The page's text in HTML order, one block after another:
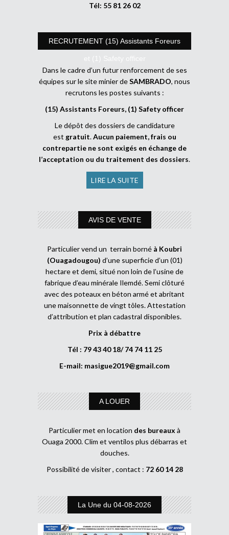
Tél: 55 81 26 02
RECRUTEMENT (15) Assistants Foreurs
et (1) Safety officer
Dans le cadre d’un futur renforcement de ses
équipes sur le site minier deSAMBRADO, nous
recrutons les postes suivants :
(15) Assistants Foreurs, (1) Safety officer
Le dépôt des dossiers de candidature
est gratuit.Aucun paiement, frais ou
contrepartie ne sont exigés en échange de
l’acceptation ou du traitement des dossiers.
LIRE LA SUITE
AVIS DE VENTE
Particulier vend un terrain borné à Koubri
(Ouagadougou) d’une superficie d’un (01)
hectare et demi, situé non loin de l’usine de
fabrique d’eau minérale Ilemdé. Semi clôturé
avec des poteaux en béton armé et abritant
une maisonnette de vingt tôles. Attestation
d’attribution et plan cadastral disponibles.
Prix à débattre
Tél : 79 43 40 18/ 74 74 11 25
E-mail: masigue2019@gmail.com
A LOUER
Particulier met en location des bureaux à
Ouaga 2000. Clim et ventilos plus débarras et
douches.
Possibilité de visiter , contact : 72 60 14 28
La Une du 04-08-2026